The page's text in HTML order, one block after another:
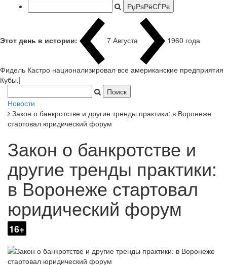
Этот день в истории: 7 Августа 1960 года
Фидель Кастро национализировал все американские предприятия
Кубы.|
Новости
Закон о банкротстве и другие тренды практики: в Воронеже
стартовал юридический форум
Закон о банкротстве и
другие тренды практики:
в Воронеже стартовал
юридический форум
16+